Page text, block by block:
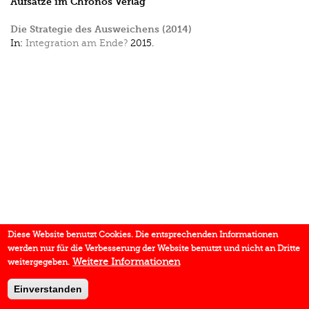
Die Strategie des Ausweichens (2014)
In: Integration am Ende? 2015.
Diese Website benutzt Cookies. Die entsprechenden Informationen
werden nur für die Verbesserung der Website benutzt und nicht an Dritte
weitergegeben. Weitere Informationen
Einverstanden